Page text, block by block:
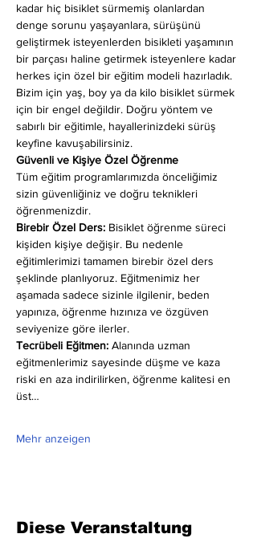
kadar hiç bisiklet sürmemiş olanlardan
denge sorunu yaşayanlara, sürüşünü
geliştirmek isteyenlerden bisikleti yaşamının
bir parçası haline getirmek isteyenlere kadar
herkes için özel bir eğitim modeli hazırladık.
Bizim için yaş, boy ya da kilo bisiklet sürmek
için bir engel değildir. Doğru yöntem ve
sabırlı bir eğitimle, hayallerinizdeki sürüş
keyfine kavuşabilirsiniz.
Güvenli ve Kişiye Özel Öğrenme
Tüm eğitim programlarımızda önceliğimiz
sizin güvenliğiniz ve doğru teknikleri
öğrenmenizdir.
Birebir Özel Ders: Bisiklet öğrenme süreci
kişiden kişiye değişir. Bu nedenle
eğitimlerimizi tamamen birebir özel ders
şeklinde planlıyoruz. Eğitmenimiz her
aşamada sadece sizinle ilgilenir, beden
yapınıza, öğrenme hızınıza ve özgüven
seviyenize göre ilerler.
Tecrübeli Eğitmen: Alanında uzman
eğitmenlerimiz sayesinde düşme ve kaza
riski en aza indirilirken, öğrenme kalitesi en
üst…
Mehr anzeigen
Diese Veranstaltung